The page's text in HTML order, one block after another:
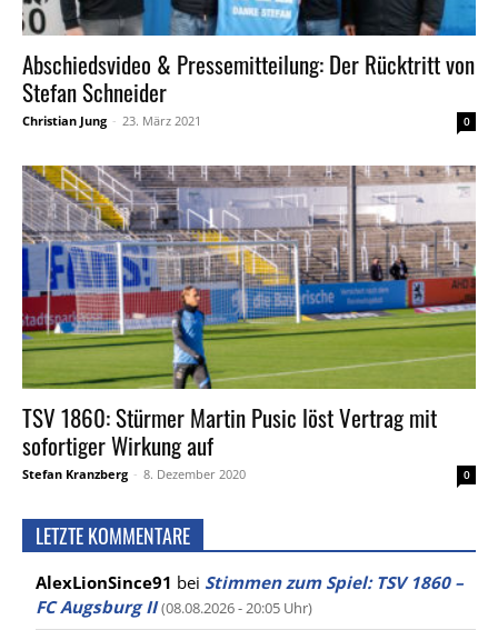
Abschiedsvideo & Pressemitteilung: Der Rücktritt von
Stefan Schneider
Christian Jung - 23. März 2021 0
TSV 1860: Stürmer Martin Pusic löst Vertrag mit
sofortiger Wirkung auf
Stefan Kranzberg - 8. Dezember 2020 0
LETZTE KOMMENTARE
AlexLionSince91 bei Stimmen zum Spiel: TSV 1860 –
FC Augsburg II (08.08.2026 - 20:05 Uhr)